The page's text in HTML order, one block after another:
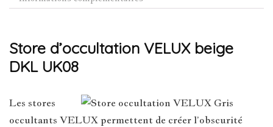
Store d’occultation VELUX beige
DKL UK08
Les stores
occultants VELUX permettent de créer l’obscurité